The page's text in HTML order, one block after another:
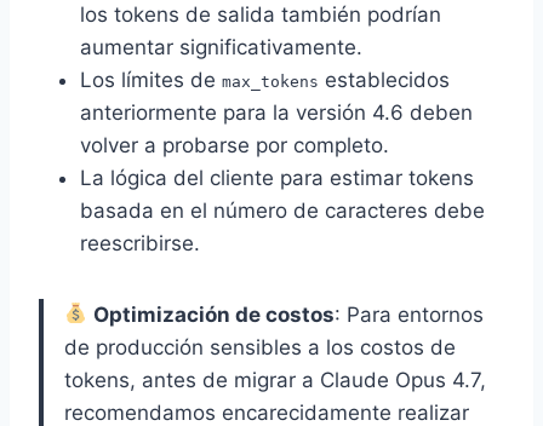
los tokens de salida también podrían
aumentar significativamente.
Los límites de max_tokens establecidos
anteriormente para la versión 4.6 deben
volver a probarse por completo.
La lógica del cliente para estimar tokens
basada en el número de caracteres debe
reescribirse.
Optimización de costos: Para entornos
de producción sensibles a los costos de
tokens, antes de migrar a Claude Opus 4.7,
recomendamos encarecidamente realizar